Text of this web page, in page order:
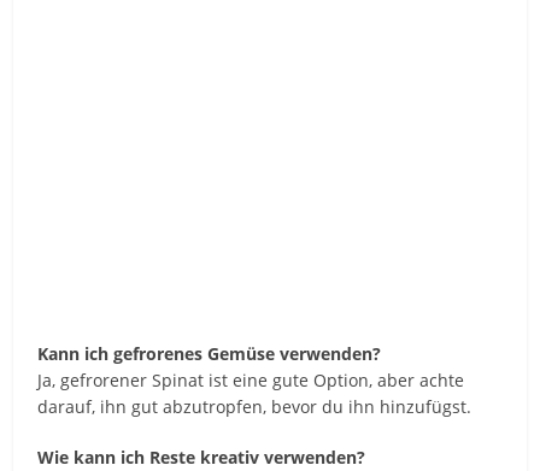
Kann ich gefrorenes Gemüse verwenden?
Ja, gefrorener Spinat ist eine gute Option, aber achte
darauf, ihn gut abzutropfen, bevor du ihn hinzufügst.
Wie kann ich Reste kreativ verwenden?